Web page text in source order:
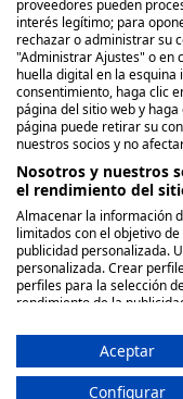
Quienes Somos
Políticas de
Legal
Aviso y términos
Privacidad de
Síguenos
Facebook
Twitter
Instagram
proveedores pueden
interés legítimo; para
rechazar o administrar su
"Administrar Ajustes" o en
huella digital en la
consentimiento, haga clic
página del sitio web y
página puede retirar su
nuestros socios y no
Nosotros y nuestros
el rendimiento del
Almacenar la información
limitados con el objetivo
publicidad personalizada.
personalizada. Crear
perfiles para la selección
rendimiento de la
combinación de datos
mejora de los servicios.
seleccionar el contenido.
Los datos pueden
Aceptar
Configurar